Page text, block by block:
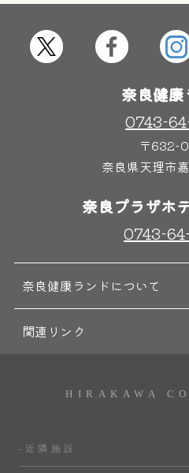
屋内レジャープール
奈良わんぱくランド奈良健
0743-
〒632-
奈良県天理市
奈良プラザホ
0743-
奈良健康ランドについて
関連リンク
HIRAKAWA
-近隣施設